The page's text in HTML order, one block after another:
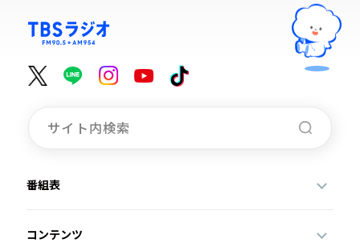
番組表
コンテンツ